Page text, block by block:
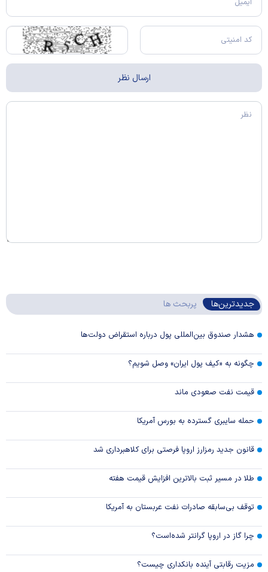
جدیدترین‌ها پربحث ها
هشدار صندوق بین‌المللی پول درباره استقراض دولت‌ها
چگونه به «کیف پول ایران» وصل شویم؟
قیمت نفت صعودی ماند
حمله سایبری گسترده به بورس آمریکا
قانون جدید رمزارز اروپا فرصتی برای کلاهبرداری شد
طلا در مسیر ثبت بالاترین افزایش قیمت هفته
توقف بی‌سابقه صادرات نفت عربستان به آمریکا
چرا گاز در اروپا گرانتر شده‌است؟
مزیت رقابتی آینده بانکداری چیست؟